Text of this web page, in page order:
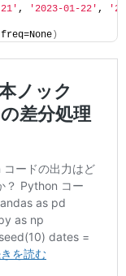
, '2023-01-22' ,
)